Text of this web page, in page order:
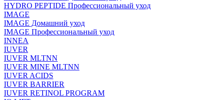
HYDRO PEPTIDE Профессиональный уход
IMAGE
IMAGE Домашний уход
IMAGE Профессиональный уход
INNEA
IUVER
IUVER MLTNN
IUVER MINE MLTNN
IUVER ACIDS
IUVER BARRIER
IUVER RETINOL PROGRAM